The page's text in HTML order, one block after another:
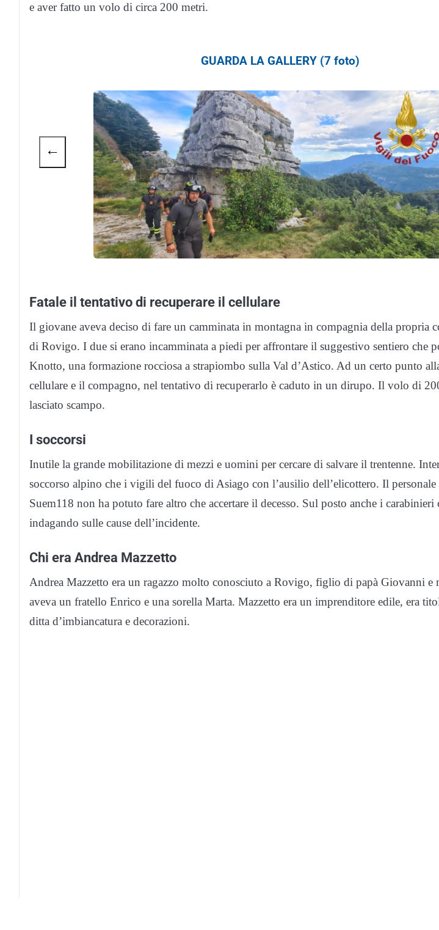
e aver fatto un volo di circa 200 metri.
GUARDA LA GALLERY (7 foto)
←
Fatale il tentativo di recuperare il cellulare
Il giovane aveva deciso di fare un camminata in montagna in compagnia della propria
di Rovigo. I due si erano incamminata a piedi per affrontare il suggestivo sentiero che
Knotto, una formazione rocciosa a strapiombo sulla Val d’Astico. Ad un certo punto
cellulare e il compagno, nel tentativo di recuperarlo è caduto in un dirupo. Il volo di
lasciato scampo.
I soccorsi
Inutile la grande mobilitazione di mezzi e uomini per cercare di salvare il trentenne.
soccorso alpino che i vigili del fuoco di Asiago con l’ausilio dell’elicottero. Il personale
Suem118 non ha potuto fare altro che accertare il decesso. Sul posto anche i carabinieri
indagando sulle cause dell’incidente.
Chi era Andrea Mazzetto
Andrea Mazzetto era un ragazzo molto conosciuto a Rovigo, figlio di papà Giovanni e
aveva un fratello Enrico e una sorella Marta. Mazzetto era un imprenditore edile, era
ditta d’imbiancatura e decorazioni.